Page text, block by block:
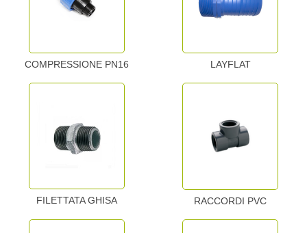
COMPRESSIONE PN16 LAYFLAT
FILETTATA GHISA RACCORDI PVC